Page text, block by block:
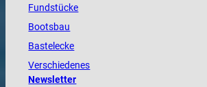
Fundstücke
Bootsbau
Bastelecke
Verschiedenes
Newsletter